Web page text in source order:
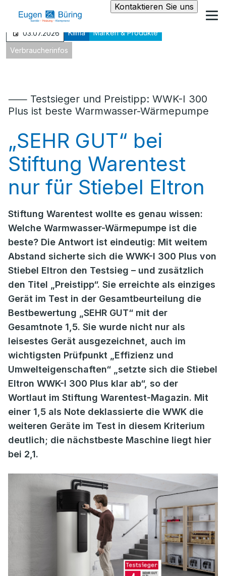
Kontaktieren Sie uns
03.07.2026 Klima Marken & Produkte
Verbraucherinfos
⸺ Testsieger und Preistipp: WWK-I 300
Plus ist beste Warmwasser-Wärmepumpe
„SEHR GUT“ bei
Stiftung Warentest
nur für Stiebel Eltron
Stiftung Warentest wollte es genau wissen:
Welche Warmwasser-Wärmepumpe ist die
beste? Die Antwort ist eindeutig: Mit weitem
Abstand sicherte sich die WWK-I 300 Plus von
Stiebel Eltron den Testsieg – und zusätzlich
den Titel „Preistipp“. Sie erreichte als einziges
Gerät im Test in der Gesamtbeurteilung die
Bestbewertung „SEHR GUT“ mit der
Gesamtnote 1,5. Sie wurde nicht nur als
leisestes Gerät ausgezeichnet, auch im
wichtigsten Prüfpunkt „Effizienz und
Umwelteigenschaften“ „setzte sich die Stiebel
Eltron WWK-I 300 Plus klar ab“, so der
Wortlaut im Stiftung Warentest-Magazin. Mit
einer 1,5 als Note deklassierte die WWK die
weiteren Geräte im Test in diesem Kriterium
deutlich; die nächstbeste Maschine liegt hier
bei 2,1.